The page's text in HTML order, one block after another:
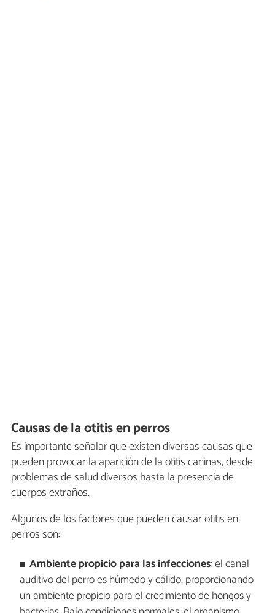
Causas de la otitis en perros
Es importante señalar que existen diversas causas que
pueden provocar la aparición de la otitis caninas, desde
problemas de salud diversos hasta la presencia de
cuerpos extraños.
Algunos de los factores que pueden causar otitis en
perros son:
Ambiente propicio para las infecciones: el canal
auditivo del perro es húmedo y cálido, proporcionando
un ambiente propicio para el crecimiento de hongos y